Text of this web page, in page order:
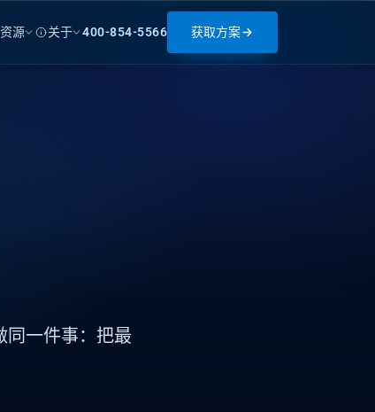
资源 关于 400-854-5566 获取方案
同一件事：把最